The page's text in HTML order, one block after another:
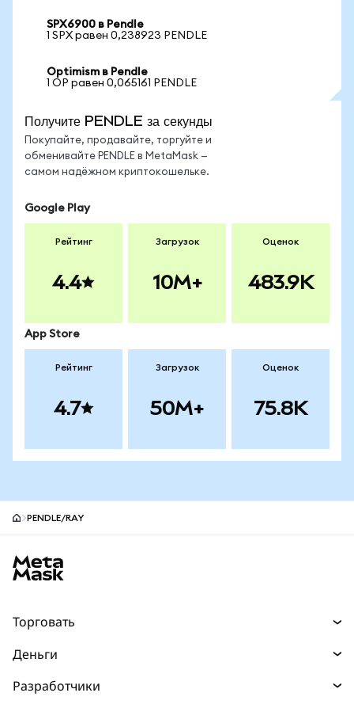
SPX6900 в Pendle
1 SPX равен 0,238923 PENDLE
Optimism в Pendle
1 OP равен 0,065161 PENDLE
Получите PENDLE за секунды
Покупайте, продавайте, торгуйте и
обменивайте PENDLE в MetaMask —
самом надёжном криптокошельке.
Google Play
Рейтинг
4.4
Загрузок
10M+
Оценок
483.9K
App Store
Рейтинг
4.7
Загрузок
50M+
Оценок
75.8K
PENDLE/RAY
Торговать
Прогнозы
Деньги
Разработчики